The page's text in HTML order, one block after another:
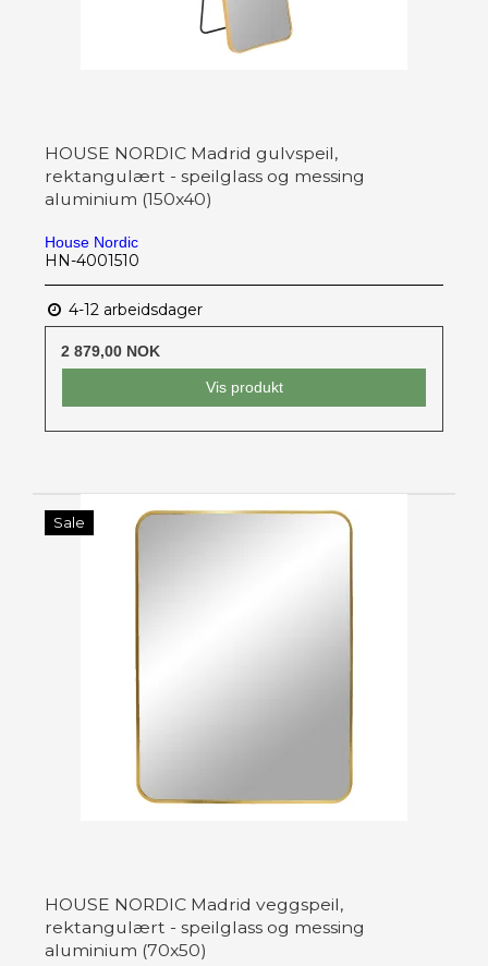
HOUSE NORDIC Madrid gulvspeil,
rektangulært - speilglass og messing
aluminium (150x40)
House Nordic
HN-4001510
4-12 arbeidsdager
2 879,00 NOK
Vis produkt
Sale
HOUSE NORDIC Madrid veggspeil,
rektangulært - speilglass og messing
aluminium (70x50)